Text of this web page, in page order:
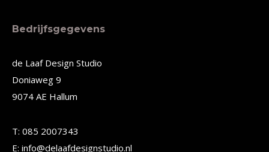
meerdere
Deze
optie
kan
worden
Bedrijfsgegevens
de Laaf Design Studio
Doniaweg 9
9074 AE Hallum
T: 085 2007343
E: info@delaafdesignstudio.nl